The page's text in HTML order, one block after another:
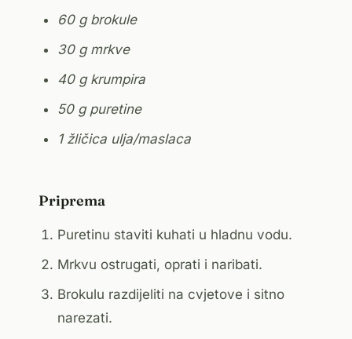
60 g brokule
30 g mrkve
40 g krumpira
50 g puretine
1 žličica ulja/maslaca
Priprema
Puretinu staviti kuhati u hladnu vodu.
Mrkvu ostrugati, oprati i naribati.
Brokulu razdijeliti na cvjetove i sitno
narezati.